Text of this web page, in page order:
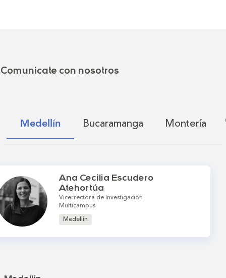
Comunícate con nosotros
Medellín Bucaramanga Montería
Ana Cecilia Escudero
Atehortúa
Vicerrectora de Investigación
Multicampus
Medellín